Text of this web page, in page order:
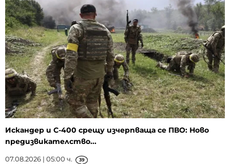
Искандер и С-400 срещу изчерпваща се ПВО: Ново
предизвикателство...
07.08.2026 | 05:00 ч. 39